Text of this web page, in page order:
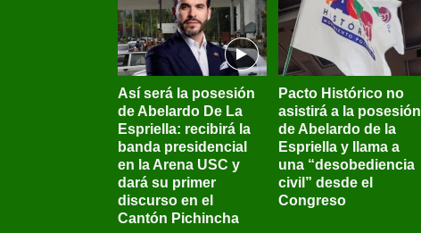
Así será la posesión
de Abelardo De La
Espriella: recibirá la
banda presidencial
en la Arena USC y
dará su primer
discurso en el
Cantón Pichincha
Pacto Histórico no
asistirá a la posesión
de Abelardo de la
Espriella y llama a
una “desobediencia
civil” desde el
Congreso